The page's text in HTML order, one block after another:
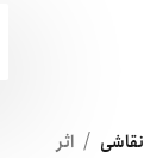
نقاشی / اثر